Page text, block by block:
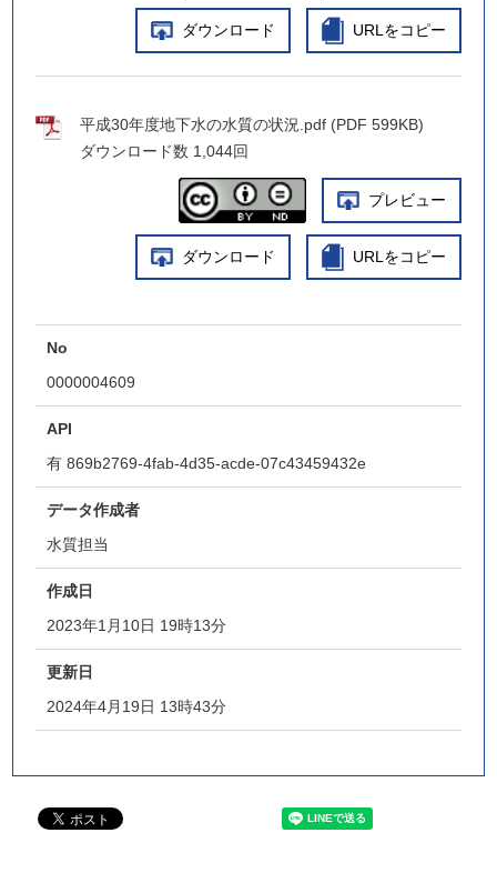
ダウンロード URLをコピー
平成30年度地下水の水質の状況.pdf (PDF 599KB)
ダウンロード数 1,044回
プレビュー
ダウンロード URLをコピー
No
0000004609
API
有 869b2769-4fab-4d35-acde-07c43459432e
データ作成者
水質担当
作成日
2023年1月10日 19時13分
更新日
2024年4月19日 13時43分